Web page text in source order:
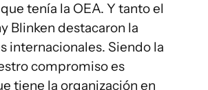
tenía la OEA. Y tanto el
Blinken destacaron la
internacionales. Siendo la
compromiso es
tiene la organización en